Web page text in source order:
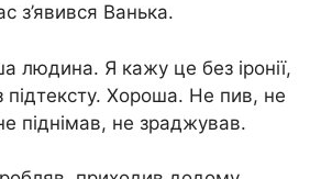
з’явився Ванька.
людина. Я кажу це без іронії,
підтексту. Хороша. Не пив, не
піднімав, не зраджував.